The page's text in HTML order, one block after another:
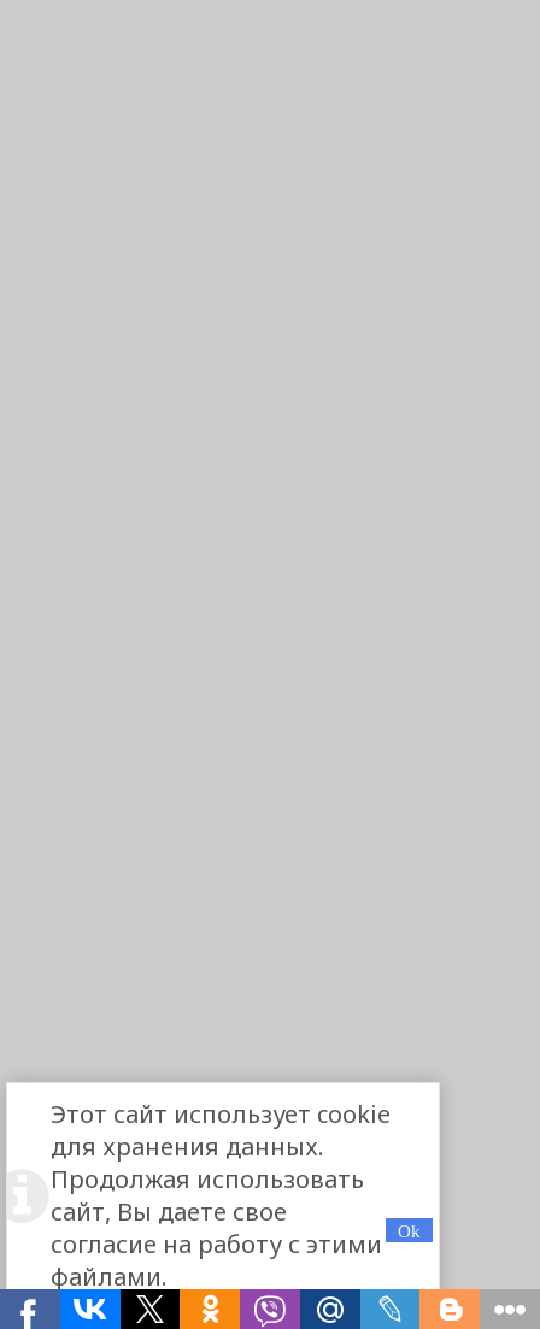
Этот сайт использует cookie
для хранения данных.
Продолжая использовать
сайт, Вы даете свое
согласие на работу с этими
файлами.